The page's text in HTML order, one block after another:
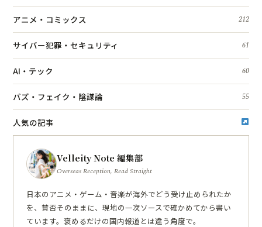
アニメ・コミックス 212
サイバー犯罪・セキュリティ 61
AI・テック 60
バズ・フェイク・陰謀論 55
人気の記事
Velleity Note 編集部
Overseas Reception, Read Straight
日本のアニメ・ゲーム・音楽が海外でどう受け止められたか
を、賛否そのままに、現地の一次ソースで確かめてから書い
ています。褒めるだけの国内報道とは違う角度で。